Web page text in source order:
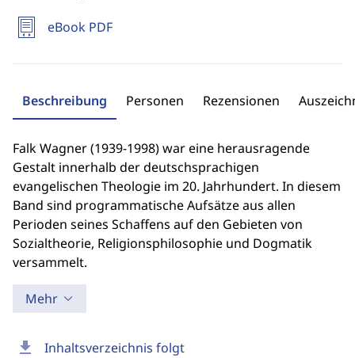
download Inhaltsverzeichnis folgt
eBook PDF
Beschreibung Personen Rezensionen
Falk Wagner (1939-1998) war eine herausragende
Gestalt innerhalb der deutschsprachigen
evangelischen Theologie im 20. Jahrhundert. In diesem
Band sind programmatische Aufsätze aus allen
Perioden seines Schaffens auf den Gebieten von
Sozialtheorie, Religionsphilosophie und Dogmatik
versammelt.
Mehr